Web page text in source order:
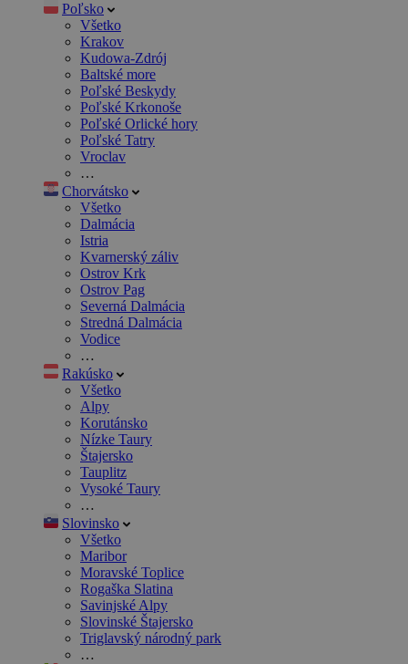
Poľsko
Všetko
Krakov
Kudowa-Zdrój
Baltské more
Poľské Beskydy
Poľské Krkonoše
Poľské Orlické hory
Poľské Tatry
Vroclav
…
Chorvátsko
Všetko
Dalmácia
Istria
Kvarnerský záliv
Ostrov Krk
Ostrov Pag
Severná Dalmácia
Stredná Dalmácia
Vodice
…
Rakúsko
Všetko
Alpy
Korutánsko
Nízke Taury
Štajersko
Tauplitz
Vysoké Taury
…
Slovinsko
Všetko
Maribor
Moravské Toplice
Rogaška Slatina
Savinjské Alpy
Slovinské Štajersko
Triglavský národný park
…